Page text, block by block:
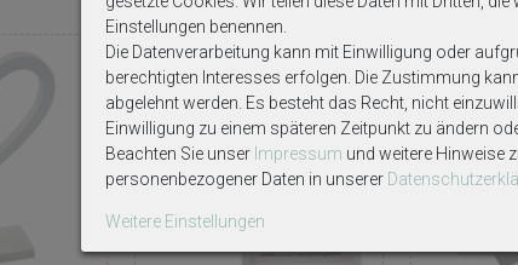
Einstellungen benennen.
Die Datenverarbeitung kann mit Einwilligung oder
berechtigten Interesses erfolgen. Die Zustimmung
abgelehnt werden. Es besteht das Recht, nicht
Einwilligung zu einem späteren Zeitpunkt zu ändern
Beachten Sie unser Impressum und weitere Hinweise
personenbezogener Daten in unserer
Weitere Einstellungen